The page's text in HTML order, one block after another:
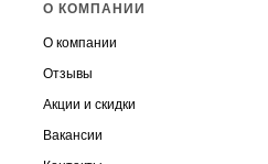
О КОМПАНИИ
О компании
Отзывы
Акции и скидки
Вакансии